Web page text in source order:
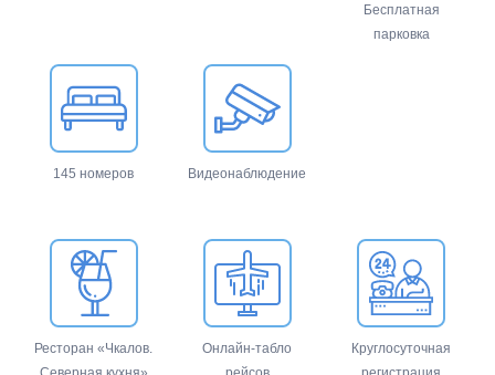
Бесплатная
парковка
145 номеров Видеонаблюдение
Ресторан «Чкалов.
Онлайн-табло
Круглосуточная